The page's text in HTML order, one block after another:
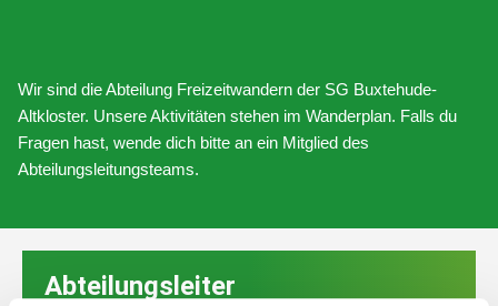
Wir sind die Abteilung Freizeitwandern der SG Buxtehude-
Altkloster. Unsere Aktivitäten stehen im Wanderplan. Falls du
Fragen hast, wende dich bitte an ein Mitglied des
Abteilungsleitungsteams.
Abteilungsleiter